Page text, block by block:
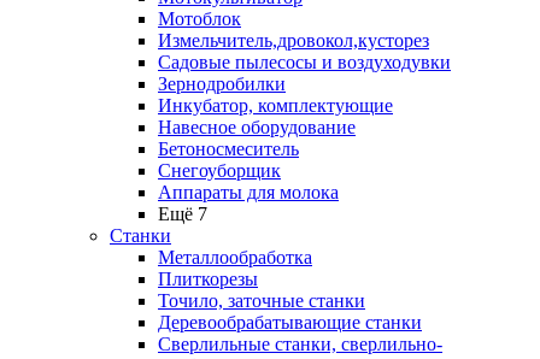
Мотоблок
Измельчитель,дровокол,кусторез
Садовые пылесосы и воздуходувки
Зернодробилки
Инкубатор, комплектующие
Навесное оборудование
Бетоносмеситель
Снегоуборщик
Аппараты для молока
Ещё 7
Станки
Металлообработка
Плиткорезы
Точило, заточные станки
Деревообрабатывающие станки
Сверлильные станки, сверлильно-